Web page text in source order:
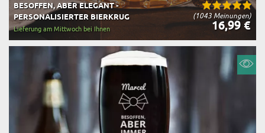
(1043 Meinungen)
BESOFFEN, ABER ELEGANT -
PERSONALISIERTER BIERKRUG
16,99 €
Lieferung am Mittwoch bei Ihnen